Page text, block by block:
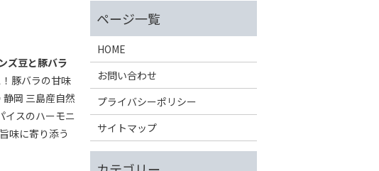
ズ豆と豚バラ
豚バラの甘味
静岡 三島産自然
イスのハーモニ
味に寄り添う
HOME
お問い合わせ
プライバシーポリシー
サイトマップ